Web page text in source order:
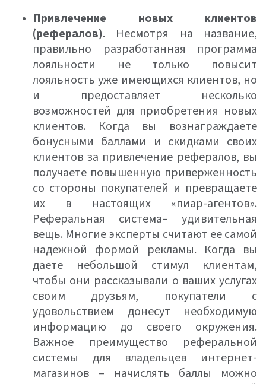
Привлечение новых клиентов
(рефералов). Несмотря на название,
правильно разработанная программа
лояльности не только повысит
лояльность уже имеющихся клиентов, но
и предоставляет несколько
возможностей для приобретения новых
клиентов. Когда вы вознаграждаете
бонусными баллами и скидками своих
клиентов за привлечение рефералов, вы
получаете повышенную приверженность
со стороны покупателей и превращаете
их в настоящих «пиар-агентов».
Реферальная система– удивительная
вещь. Многие эксперты считают ее самой
надежной формой рекламы. Когда вы
даете небольшой стимул клиентам,
чтобы они рассказывали о ваших услугах
своим друзьям, покупатели с
удовольствием донесут необходимую
информацию до своего окружения.
Важное преимущество реферальной
системы для владельцев интернет-
магазинов – начислять баллы можно